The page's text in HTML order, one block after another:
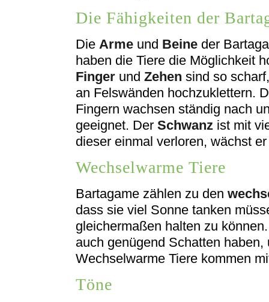
Die Fähigkeiten der
Die Arme und Beine der
haben die Tiere die Möglichkeit
Finger und Zehen sind so
an Felswänden hochzuklettern.
Fingern wachsen ständig nach
geeignet. Der Schwanz ist mit
dieser einmal verloren, wächst
Wechselwarme Tiere
Bartagame zählen zu den
dass sie viel Sonne tanken
gleichermaßen halten zu
auch genügend Schatten
Wechselwarme Tiere kommen
Töne